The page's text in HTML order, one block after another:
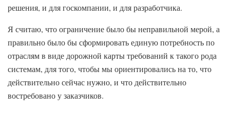
решения, и для госкомпании, и для разработчика.
Я считаю, что ограничение было бы неправильной мерой, а
правильно было бы сформировать единую потребность по
отраслям в виде дорожной карты требований к такого рода
системам, для того, чтобы мы ориентировались на то, что
действительно сейчас нужно, и что действительно
востребовано у заказчиков.